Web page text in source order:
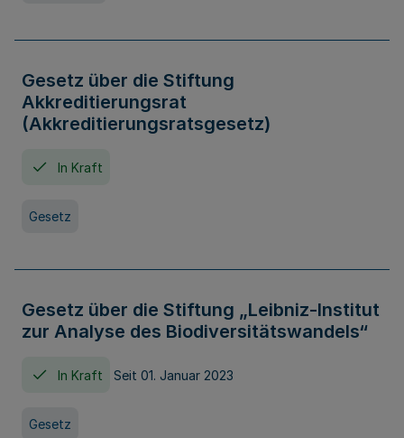
Gesetz über die Stiftung
Akkreditierungsrat
(Akkreditierungsratsgesetz)
In Kraft
Gesetz
Gesetz über die Stiftung „Leibniz-Institut
zur Analyse des Biodiversitätswandels“
In Kraft Seit 01. Januar 2023
Gesetz